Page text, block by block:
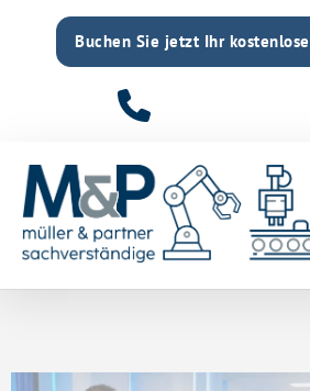
Buchen Sie jetzt Ihr